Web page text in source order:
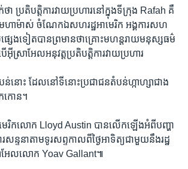
ា ប្រតិបត្តិការ​វាយ​ប្រហារ​នៅ​ក្នុង​ទីក្រុង Rafah គឺ​
រុម​ហាម៉ាស់ ​ចំណែកឯ​សហរដ្ឋ​អាមេរិក អង្គការ​សហ
សេង​ទៀត​បាន​ព្រមាន​ថា​គ្រោះ​មហន្តរាយ​មនុស្សធម៌​
ស្រាអែល​អនុវត្ត​ប្រតិបត្តិការ​វាយ​ប្រហារ​
ន់​នោះ ដែល​នៅ​ទីនោះ​ប្រជាជន​តំបន់​ហ្កាហ្សា​ជាង​
កោន។
អាមេរិក​លោក Lloyd Austin បាន​លើកឡើង​អំពី​បញ្ហា​
សន្ទនា​តាម​ទូរសព្ទ​កាលពី​ថ្ងៃ​អាទិត្យ​ជាមួយ​នឹង​រដ្ឋ
ាអែល​លោក Yoav Gallant៕